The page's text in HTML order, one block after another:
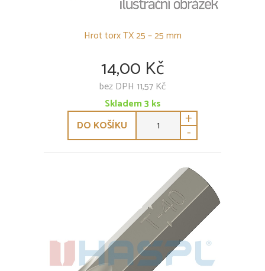
Hrot torx TX 25 – 25 mm
14,00 Kč
bez DPH 11,57 Kč
Skladem3 ks
DO KOŠÍKU
+
-